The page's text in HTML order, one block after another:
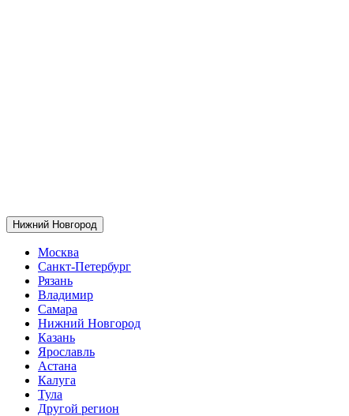
Нижний Новгород
Москва
Санкт-Петербург
Рязань
Владимир
Самара
Нижний Новгород
Казань
Ярославль
Астана
Калуга
Тула
Другой регион